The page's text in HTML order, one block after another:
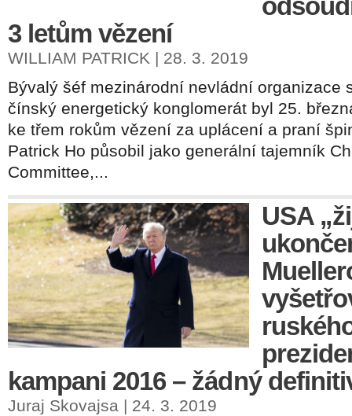
3 letům vězení
WILLIAM PATRICK | 28. 3. 2019
Bývalý šéf mezinárodní nevládní organizace
čínský energetický konglomerát byl 25.
ke třem rokům vězení za uplácení a praní
Patrick Ho působil jako generální tajemník
Committee,...
USA
kampani 2016 – žádný
Juraj Skovajsa | 24. 3. 2019